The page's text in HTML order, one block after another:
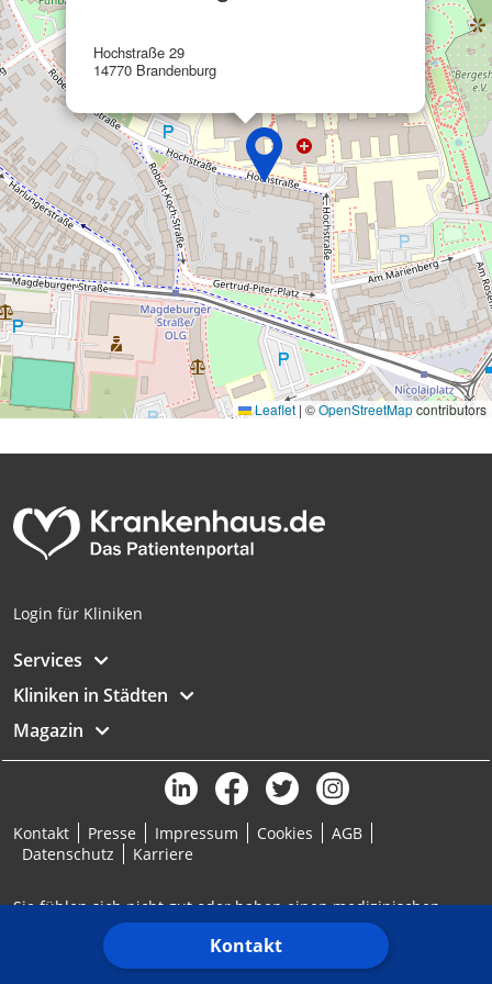
Hochstraße 29
14770 Brandenburg
Leaflet | ©OpenStreetMapcontributors
Kontakt
Login für Kliniken
Services
Kliniken in Städten
Magazin
Kontakt Presse Impressum Cookies
AGB
Datenschutz
Karriere
Sie fühlen sich nicht gut oder haben einen medizinischen
Notfall? Ärztlicher Bereitschaftsdienst: 116117 | Notruf: 112